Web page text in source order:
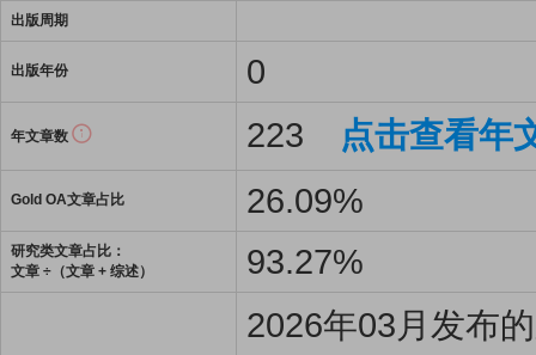
出版周期
出版年份 0
年文章数 223 点击查看年
Gold OA文章占比 26.09%
研究类文章占比：
文章 ÷（文章 + 综述）
93.27%
2026年03月发布